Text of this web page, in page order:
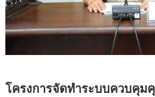
โครงการจัดทำระบบควบคุ